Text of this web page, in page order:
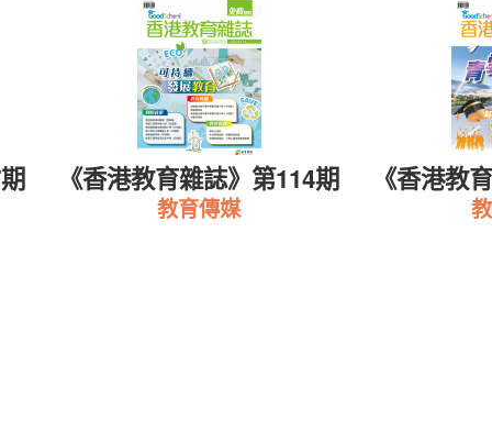
《香港教育雜誌》第114期
教育傳媒
《香港教